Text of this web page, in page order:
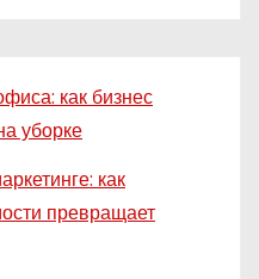
как бизнес
уборке
как
превращает